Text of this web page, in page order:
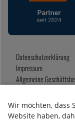
Datenschutzerklärung
Impressum
Allgemeine
Wir möchten, dass
Website haben,